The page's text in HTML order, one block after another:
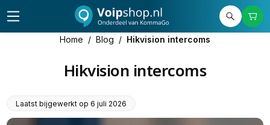
Home / Blog / Hikvision intercoms
Hikvision intercoms
Laatst bijgewerkt op 6 juli 2026